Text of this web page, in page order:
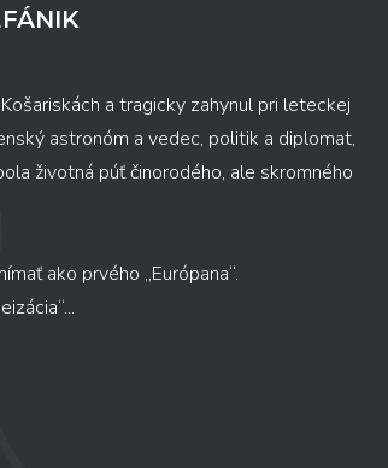
a tragicky zahynul pri leteckej
astronóm a vedec, politik a diplomat,
životná púť činorodého, ale skromného
ako prvého „Európana“.